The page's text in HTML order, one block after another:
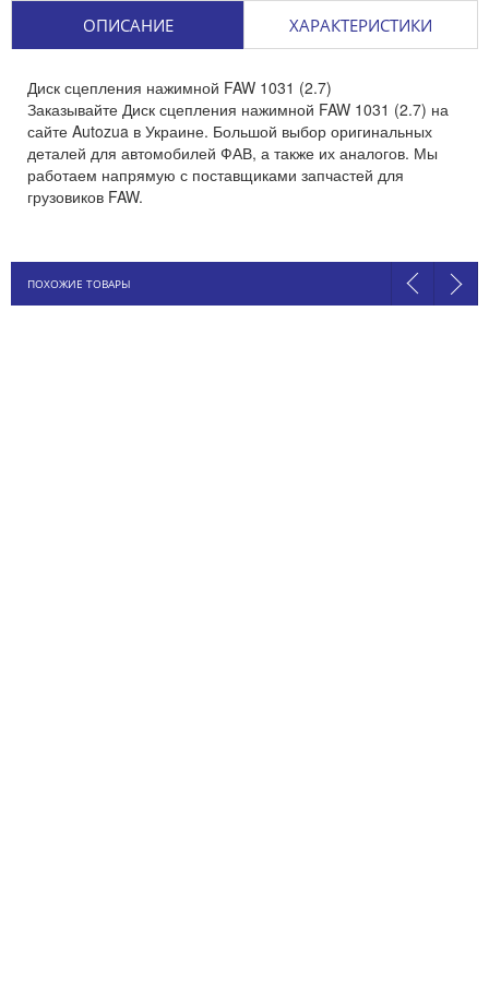
ОПИСАНИЕ ХАРАКТЕРИСТИКИ
Диск сцепления нажимной FAW 1031 (2.7)
Заказывайте Диск сцепления нажимной FAW 1031 (2.7) на
сайте Autozua в Украине. Большой выбор оригинальных
деталей для автомобилей ФАВ, а также их аналогов. Мы
работаем напрямую с поставщиками запчастей для
грузовиков FAW.
ПОХОЖИЕ ТОВАРЫ